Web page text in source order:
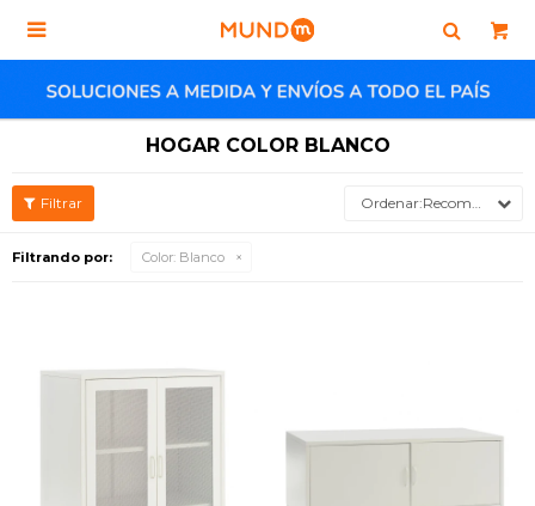

HOGAR COLOR BLANCO
Recomendados
Filtrando por: Color: Blanco